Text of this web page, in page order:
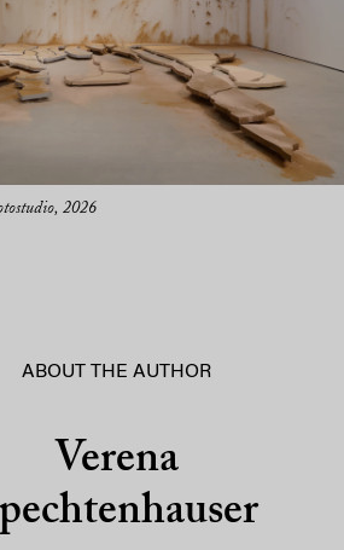
2026
ABOUT THE AUTHOR
Verena